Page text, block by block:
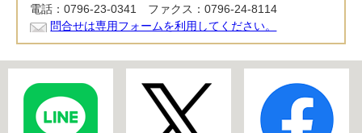
電話：0796-23-0341 ファクス：0796-24-8114
問合せは専用フォームを利用してください。